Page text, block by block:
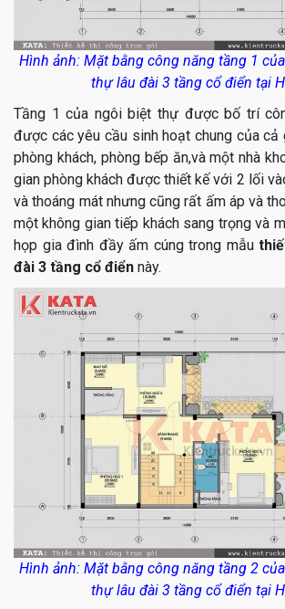
Hình ảnh: Mặt bằng công năng tầng 1
thự lâu đài 3 tầng cổ điển tại
Tầng 1 của ngôi biệt thự được bố trí
được các yêu cầu sinh hoạt chung của cả
phòng khách, phòng bếp ăn,và một nhà
gian phòng khách được thiết kế với 2 lối
và thoáng mát nhưng cũng rất ấm áp và
một không gian tiếp khách sang trọng và
họp gia đình đầy ấm cúng trong mẫu
đài 3 tầng cổ điển này.
Hình ảnh: Mặt bằng công năng tầng 2
thự lâu đài 3 tầng cổ điển tại